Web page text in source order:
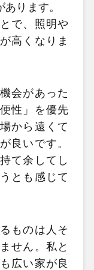
ります。
で、照明や
高くなりま
会があった
性」を優先
から遠くて
良いです。
て余してし
とも感じて
ものは人そ
せん。私と
広い家が良